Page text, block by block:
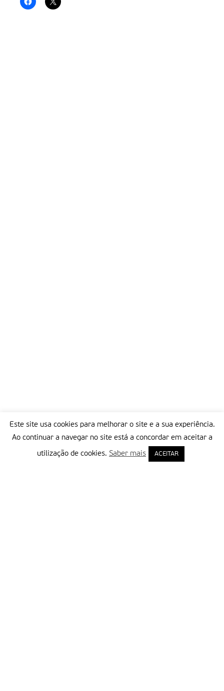
Este site usa cookies para melhorar o site e a sua experiência.
Ao continuar a navegar no site está a concordar em aceitar a
utilização de cookies. Saber mais ACEITAR